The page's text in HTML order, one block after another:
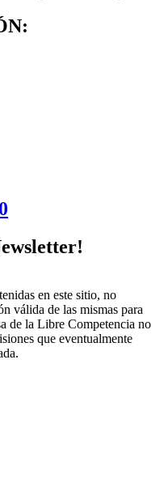
en este sitio, no
válida de las mismas para
de la Libre Competencia no
que eventualmente